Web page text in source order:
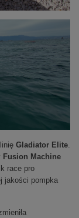
Gladiator Elite.
Fusion Machine
race pro
jakości pompka